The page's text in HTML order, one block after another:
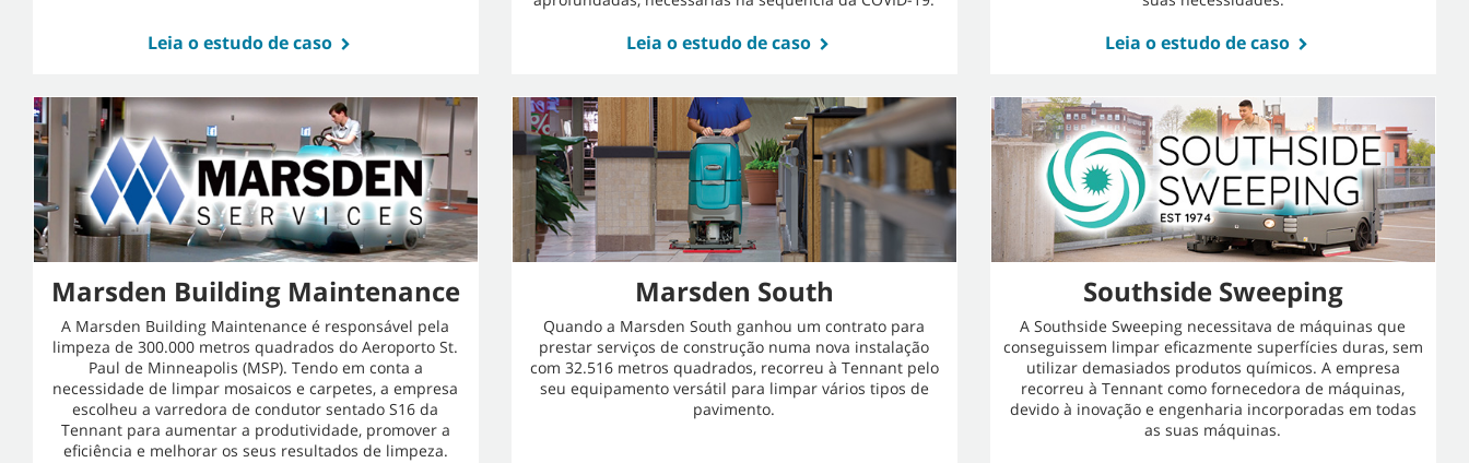
Leia o estudo de caso Leia o estudo de caso Leia o estudo de caso
Marsden Building Maintenance
A Marsden Building Maintenance é responsável pela
limpeza de 300.000 metros quadrados do Aeroporto St.
Paul de Minneapolis (MSP). Tendo em conta a
necessidade de limpar mosaicos e carpetes, a empresa
escolheu a varredora de condutor sentado S16 da
Tennant para aumentar a produtividade, promover a
eficiência e melhorar os seus resultados de limpeza.
Marsden South
Quando a Marsden South ganhou um contrato para
prestar serviços de construção numa nova instalação
com 32.516 metros quadrados, recorreu à Tennant pelo
seu equipamento versátil para limpar vários tipos de
pavimento.
Southside Sweeping
A Southside Sweeping necessitava de máquinas que
conseguissem limpar eficazmente superfícies duras, sem
utilizar demasiados produtos químicos. A empresa
recorreu à Tennant como fornecedora de máquinas,
devido à inovação e engenharia incorporadas em todas
as suas máquinas.